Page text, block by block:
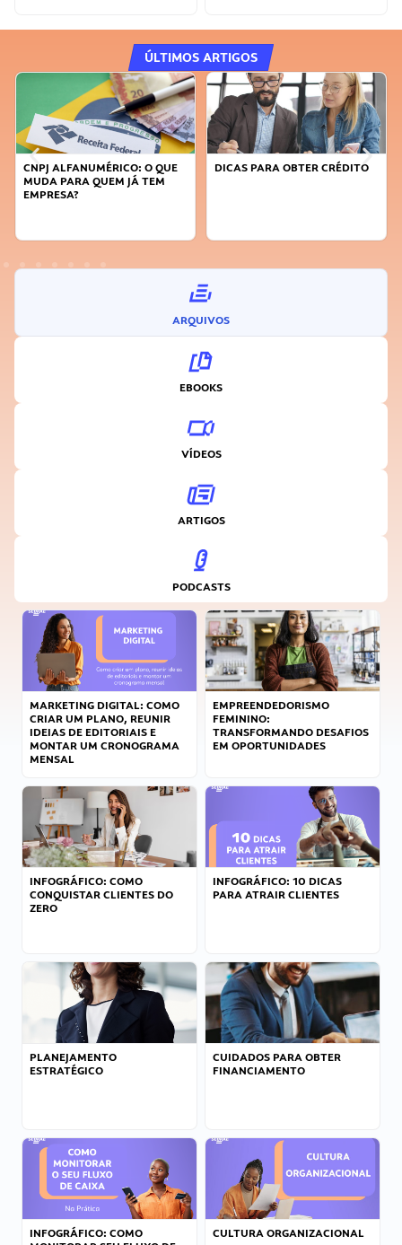
ÚLTIMOS ARTIGOS
O QUE
QUEM JÁ TEM
DICAS PARA OBTER CRÉDITO
FAÇA A
ARQUIVOS
EBOOKS
VÍDEOS
ARTIGOS
PODCASTS
MARKETING DIGITAL: COMO
CRIAR UM PLANO, REUNIR
IDEIAS DE EDITORIAIS E
MONTAR UM CRONOGRAMA
MENSAL
EMPREENDEDORISMO
FEMININO:
TRANSFORMANDO DESAFIOS
EM OPORTUNIDADES
INFOGRÁFICO: COMO
CONQUISTAR CLIENTES DO
ZERO
INFOGRÁFICO: 10 DICAS
PARA ATRAIR CLIENTES
PLANEJAMENTO
ESTRATÉGICO
CUIDADOS PARA OBTER
FINANCIAMENTO
INFOGRÁFICO: COMO
CULTURA ORGANIZACIONAL